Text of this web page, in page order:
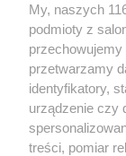
Kultura
My, naszych
podmioty z
przetwarzamy
identyfikatory,
urządzenie czy
treści, pomiar